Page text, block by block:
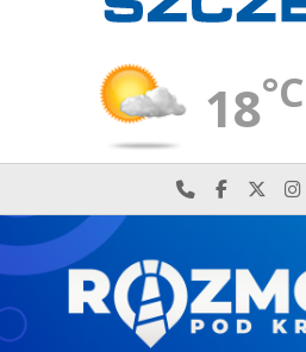
18°C
Najlepiej po